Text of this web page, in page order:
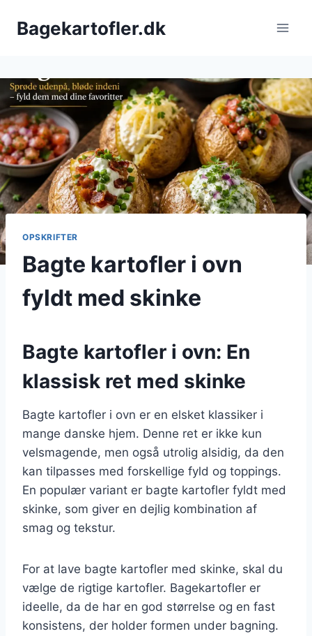
Bagekartofler.dk
OPSKRIFTER
Bagte kartofler i ovn
fyldt med skinke
Bagte kartofler i ovn: En
klassisk ret med skinke
Bagte kartofler i ovn er en elsket klassiker i
mange danske hjem. Denne ret er ikke kun
velsmagende, men også utrolig alsidig, da den
kan tilpasses med forskellige fyld og toppings.
En populær variant er bagte kartofler fyldt med
skinke, som giver en dejlig kombination af
smag og tekstur.
For at lave bagte kartofler med skinke, skal du
vælge de rigtige kartofler. Bagekartofler er
ideelle, da de har en god størrelse og en fast
konsistens, der holder formen under bagning.